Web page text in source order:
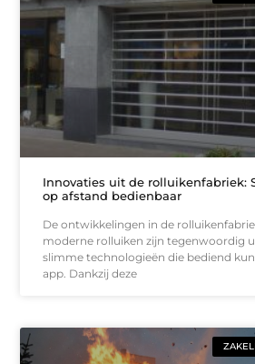
Innovaties uit de rolluikenfabriek:
op afstand bedienbaar
De ontwikkelingen in de
moderne rolluiken zijn tegenwoordig
slimme technologieën die bediend
app. Dankzij deze